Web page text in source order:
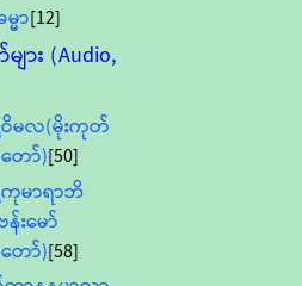
မာ[12]
ား (Audio,
တဝိမလ(မိုးကုတ်
ော်)[50]
ကုမာရာဘိ
းမော်
ော်)[58]